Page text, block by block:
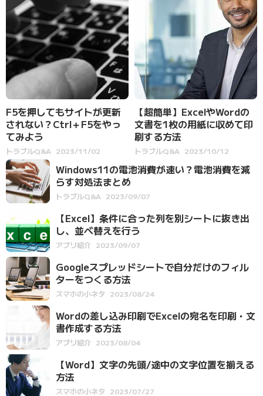
F5を押してもサイトが更新
されない？Ctrl＋F5をやっ
てみよう
トラブルQ&A 2023/11/02
【超簡単】ExcelやWordの
文書を1枚の用紙に収めて印
刷する方法
トラブルQ&A 2023/10/12
Windows11の電池消費が速い？電池消費を減
らす対処法まとめ
トラブルQ&A 2023/09/07
【Excel】条件に合った列を別シートに抜き出
し、並べ替えを行う
アプリ紹介 2023/09/07
Googleスプレッドシートで自分だけのフィル
ターをつくる方法
スマホの小ネタ 2023/08/24
Wordの差し込み印刷でExcelの宛名を印刷・文
書作成する方法
アプリ紹介 2023/08/04
【Word】文字の先頭/途中の文字位置を揃える
方法
スマホの小ネタ 2023/07/27